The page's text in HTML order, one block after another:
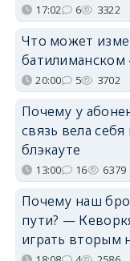
17:02 6 3322
Что может
батилиманском
20:00 5 3702
Почему у
связь вела
блэкауте
13:00 16 6379
Почему наш
пути? —
играть вторым